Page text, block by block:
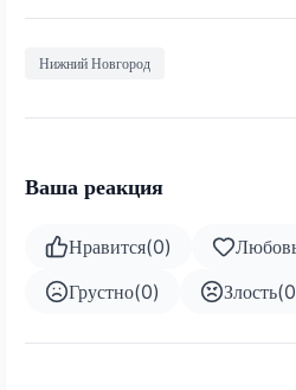
Нижний Новгород
Ваша реакция
Нравится(0)
Грустно(0) Злость(0